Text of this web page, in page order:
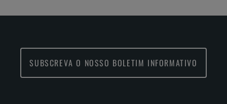
SUBSCREVA O NOSSO BOLETIM INFORMATIVO